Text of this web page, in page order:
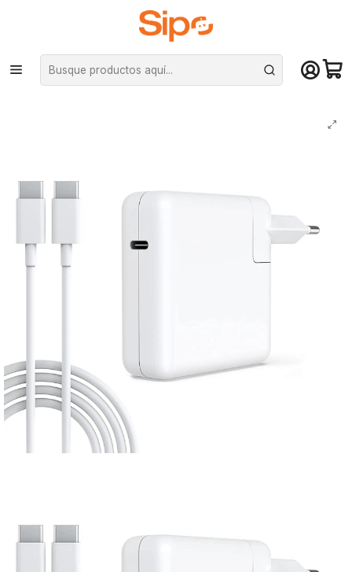
¡Compra hasta mediodía y recibe hoy! De lunes a sábado en el gran
Santiago. Envío gratis desde $29.990
Inicio Redes y conectividad Cargadores Notebook
Cargador Para Notebook Tipo Usb-C 87w